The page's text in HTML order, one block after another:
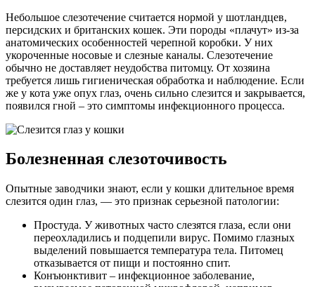
Небольшое слезотечение считается нормой у шотландцев,
персидских и британских кошек. Эти породы «плачут» из-за
анатомических особенностей черепной коробки. У них
укороченные носовые и слезные каналы. Слезотечение
обычно не доставляет неудобства питомцу. От хозяина
требуется лишь гигиеническая обработка и наблюдение. Если
же у кота уже опух глаз, очень сильно слезится и закрывается,
появился гной – это симптомы инфекционного процесса.
Болезненная слезоточивость
Опытные заводчики знают, если у кошки длительное время
слезится один глаз, — это признак серьезной патологии:
Простуда. У животных часто слезятся глаза, если они
переохладились и подцепили вирус. Помимо глазных
выделений повышается температура тела. Питомец
отказывается от пищи и постоянно спит.
Конъюнктивит – инфекционное заболевание,